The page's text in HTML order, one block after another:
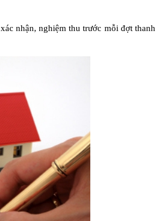
nhận, nghiệm thu trước mỗi đợt thanh